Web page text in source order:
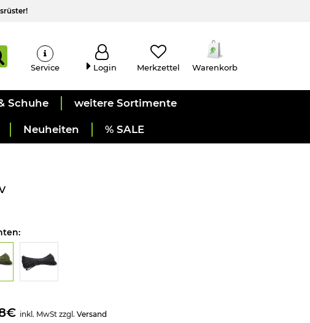
Service Login Merkzettel Warenkorb
Schuhe weitere Sortimente
Neuheiten % SALE
inkl. MwSt zzgl. Versand